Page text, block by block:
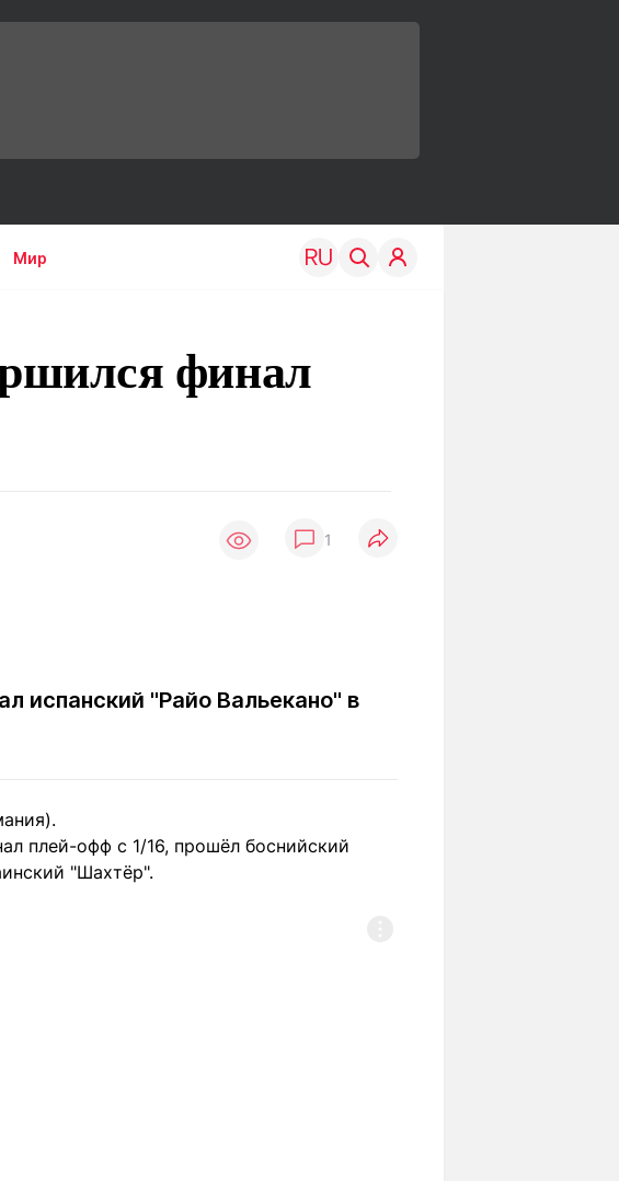
Мир
Путевые
Учебные
Мы в социальных сетях
финал
1
испанский "Райо Вальекано" в
плей-офф с 1/16, прошёл боснийский
"Шахтёр".